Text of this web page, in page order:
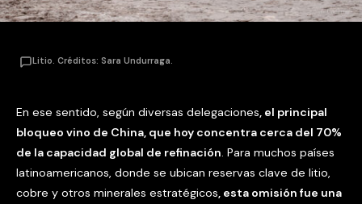
Litio. Créditos: Sara Undurraga.
En ese sentido, según diversas delegaciones , el principal
bloqueo vino de China, que hoy concentra cerca del 70%
de la capacidad global de refinación . Para muchos países
latinoamericanos, donde se ubican reservas clave de litio,
cobre y otros minerales estratégicos , esta omisión fue una